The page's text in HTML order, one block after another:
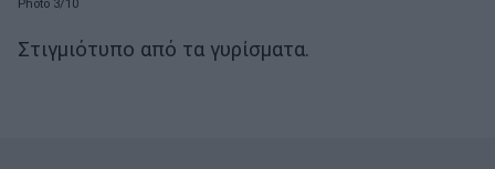
Photo 3/10
Στιγμιότυπο από τα γυρίσματα.